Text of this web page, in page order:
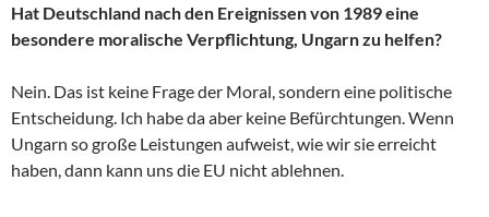
Hat Deutschland nach den Ereignissen von 1989 eine
besondere moralische Verpflichtung, Ungarn zu helfen?
Nein. Das ist keine Frage der Moral, sondern eine politische
Entscheidung. Ich habe da aber keine Befürchtungen. Wenn
Ungarn so große Leistungen aufweist, wie wir sie erreicht
haben, dann kann uns die EU nicht ablehnen.